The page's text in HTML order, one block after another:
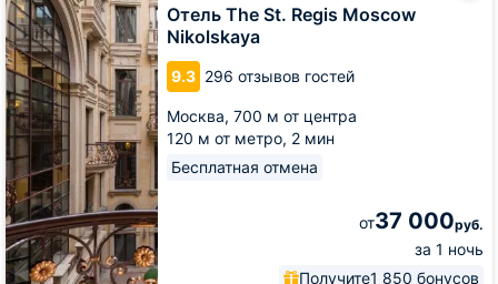
Отель The St. Regis Moscow
Nikolskaya
9.3 296 отзывов гостей
Москва, 700 м от центра
120 м от метро, 2 мин
Бесплатная отмена
от37 000руб.
за 1 ночь
Получите1 850 бонусов
St.
Regis
Moscow
Nikolskaya